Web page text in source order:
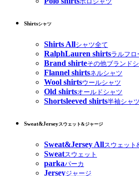
Shirtsシャツ
Shirts Allシャツ全て
RalphLauren shirtsラルフロ
Brand shirteその他ブランド
Flannel shirtsネルシャツ
Wool shirtsウールシャツ
Old shirtsオールドシャツ
Shortsleeved shirts半袖シャツ
Sweat&Jerseyスウェット&ジャージ
Sweat&Jersey Allスウェット
Sweatスウェット
parkaパーカ
Jerseyジャージ